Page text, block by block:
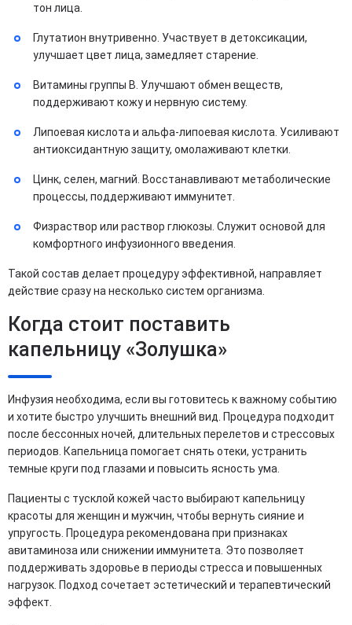
тон лица.
Глутатион внутривенно. Участвует в детоксикации,
улучшает цвет лица, замедляет старение.
Витамины группы B. Улучшают обмен веществ,
поддерживают кожу и нервную систему.
Липоевая кислота и альфа-липоевая кислота. Усиливают
антиоксидантную защиту, омолаживают клетки.
Цинк, селен, магний. Восстанавливают метаболические
процессы, поддерживают иммунитет.
Физраствор или раствор глюкозы. Служит основой для
комфортного инфузионного введения.
Такой состав делает процедуру эффективной, направляет
действие сразу на несколько систем организма.
Когда стоит поставить
капельницу «Золушка»
Инфузия необходима, если вы готовитесь к важному событию
и хотите быстро улучшить внешний вид. Процедура подходит
после бессонных ночей, длительных перелетов и стрессовых
периодов. Капельница помогает снять отеки, устранить
темные круги под глазами и повысить ясность ума.
Пациенты с тусклой кожей часто выбирают капельницу
красоты для женщин и мужчин, чтобы вернуть сияние и
упругость. Процедура рекомендована при признаках
авитаминоза или снижении иммунитета. Это позволяет
поддерживать здоровье в периоды стресса и повышенных
нагрузок. Подход сочетает эстетический и терапевтический
эффект.